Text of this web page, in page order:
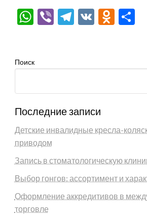
WhatsApp
ViberTelegram
VK
Поиск
Последние записи
Детские инвалидные кресла-
приводом
Запись в стоматологическую
Выбор гонгов: ассортимент и
Оформление аккредитивов в
торговле